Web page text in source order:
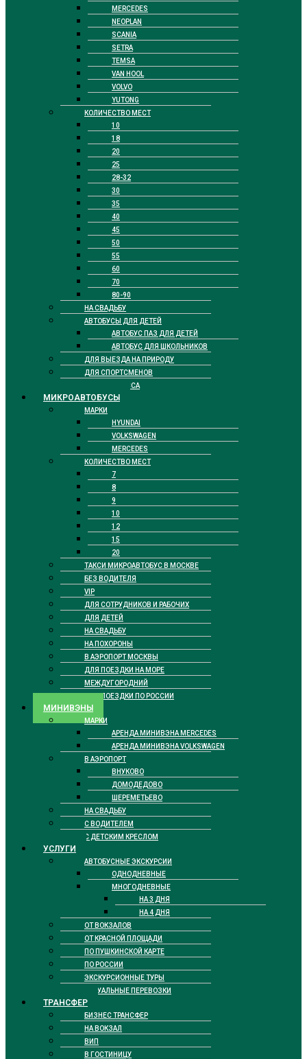
MERCEDES
NEOPLAN
SCANIA
SETRA
TEMSA
VAN HOOL
VOLVO
YUTONG
КОЛИЧЕСТВО МЕСТ
10
18
20
25
28-32
30
35
40
45
50
55
60
70
80-90
НА СВАДЬБУ
АВТОБУСЫ ДЛЯ ДЕТЕЙ
АВТОБУС ПАЗ ДЛЯ ДЕТЕЙ
АВТОБУС ДЛЯ ШКОЛЬНИКОВ
ДЛЯ ВЫЕЗДА НА ПРИРОДУ
ДЛЯ СПОРТСМЕНОВ
БИЗНЕС КЛАССА
МИКРОАВТОБУСЫ
МАРКИ
HYUNDAI
VOLKSWAGEN
MERCEDES
КОЛИЧЕСТВО МЕСТ
7
8
9
10
12
15
20
ТАКСИ МИКРОАВТОБУС В МОСКВЕ
БЕЗ ВОДИТЕЛЯ
VIP
ДЛЯ СОТРУДНИКОВ И РАБОЧИХ
ДЛЯ ДЕТЕЙ
НА СВАДЬБУ
НА ПОХОРОНЫ
В АЭРОПОРТ МОСКВЫ
ДЛЯ ПОЕЗДКИ НА МОРЕ
МЕЖДУГОРОДНИЙ
ДЛЯ ПОЕЗДКИ ПО РОССИИ
МИНИВЭНЫ
МАРКИ
АРЕНДА МИНИВЭНА MERCEDES
АРЕНДА МИНИВЭНА VOLKSWAGEN
В АЭРОПОРТ
ВНУКОВО
ДОМОДЕДОВО
ШЕРЕМЕТЬЕВО
НА СВАДЬБУ
С ВОДИТЕЛЕМ
С ДЕТСКИМ КРЕСЛОМ
УСЛУГИ
АВТОБУСНЫЕ ЭКСКУРСИИ
ОДНОДНЕВНЫЕ
МНОГОДНЕВНЫЕ
НА 3 ДНЯ
НА 4 ДНЯ
ОТ ВОКЗАЛОВ
ОТ КРАСНОЙ ПЛОЩАДИ
ПО ПУШКИНСКОЙ КАРТЕ
ПО РОССИИ
ЭКСКУРСИОННЫЕ ТУРЫ
РИТУАЛЬНЫЕ ПЕРЕВОЗКИ
ТРАНСФЕР
БИЗНЕС ТРАНСФЕР
НА ВОКЗАЛ
ВИП
В ГОСТИНИЦУ